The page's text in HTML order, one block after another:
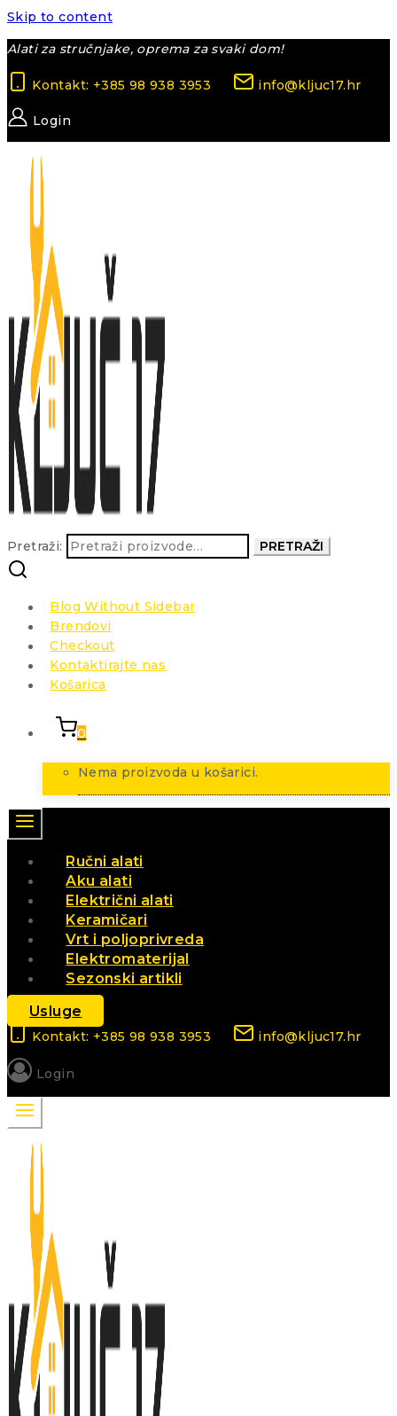
Skip to content
Alati za stručnjake, oprema za svaki dom!
Kontakt: +385 98 938 3953 info@kljuc17.hr
Login
Pretraži: PRETRAŽI
Blog Without Sidebar
Brendovi
Checkout
Kontaktirajte nas
Košarica
0
Nema proizvoda u košarici.
Ručni alati
Aku alati
Električni alati
Keramičari
Vrt i poljoprivreda
Elektromaterijal
Sezonski artikli
Usluge
Kontakt: +385 98 938 3953 info@kljuc17.hr
Login